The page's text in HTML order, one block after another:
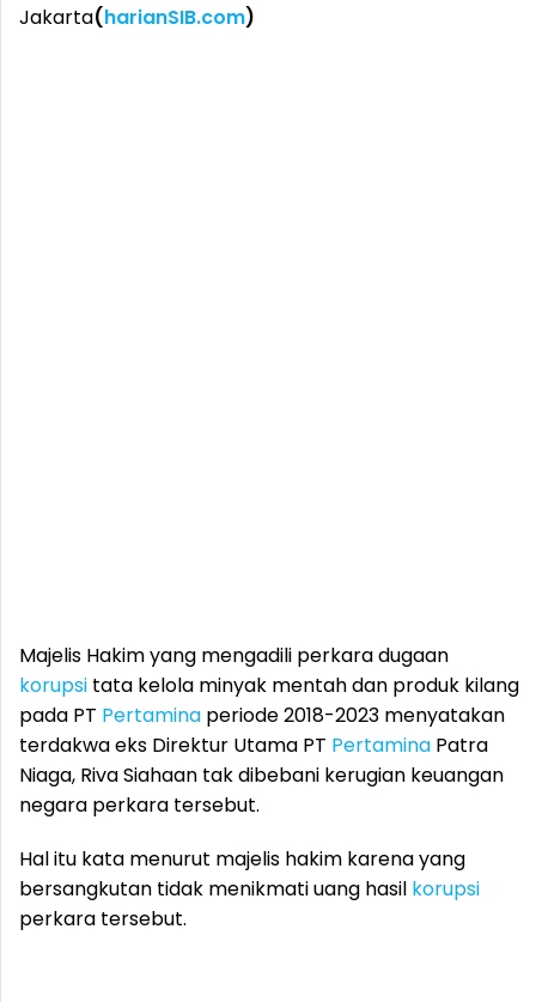
Jakarta(harianSIB.com)
Majelis Hakim yang mengadili perkara dugaan
korupsi tata kelola minyak mentah dan produk kilang
pada PT Pertamina periode 2018-2023 menyatakan
terdakwa eks Direktur Utama PT Pertamina Patra
Niaga, Riva Siahaan tak dibebani kerugian keuangan
negara perkara tersebut.
Hal itu kata menurut majelis hakim karena yang
bersangkutan tidak menikmati uang hasil korupsi
perkara tersebut.